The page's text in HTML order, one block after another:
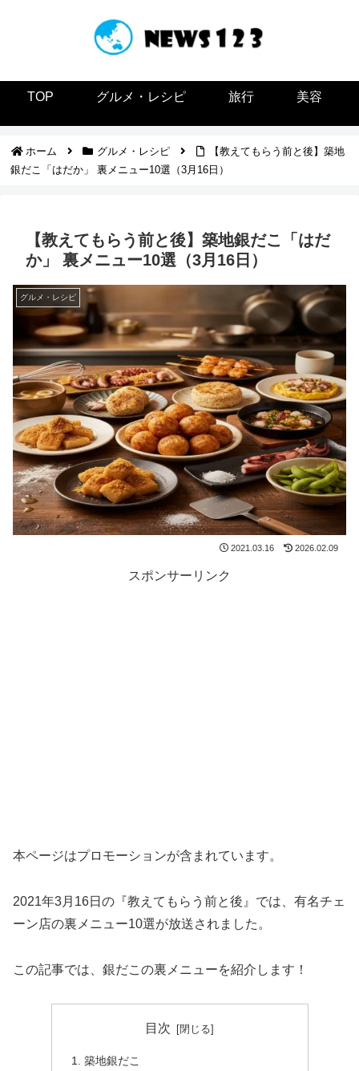
TOP グルメ・レシピ 旅行 美容
ホーム グルメ・レシピ
【教えてもらう前と後】築地
銀だこ「はだか」 裏メニュー10選（3月16日）
【教えてもらう前と後】築地銀だこ「はだ
か」 裏メニュー10選（3月16日）
グルメ・レシピ
2021.03.16 2026.02.09
スポンサーリンク
本ページはプロモーションが含まれています。
2021年3月16日の『教えてもらう前と後』では、有名チェ
ーン店の裏メニュー10選が放送されました。
この記事では、銀だこの裏メニューを紹介します！
目次
築地銀だこ